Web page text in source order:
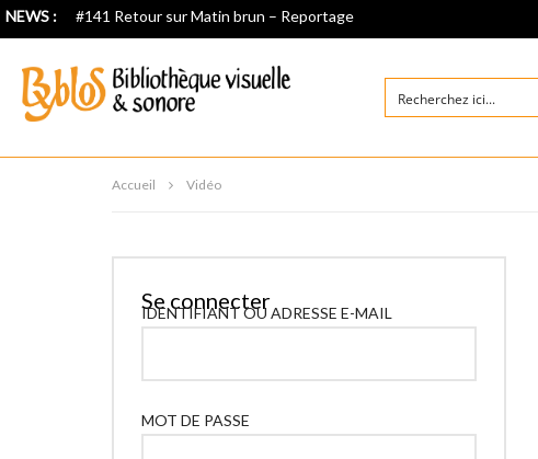
NEWS : #141 Retour sur Matin brun – Reportage
Accueil Vidéo
Se connecter
IDENTIFIANT OU ADRESSE E-MAIL
MOT DE PASSE